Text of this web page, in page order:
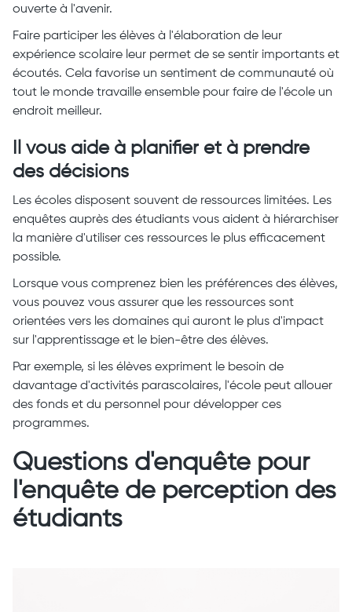
ouverte à l'avenir.
Faire participer les élèves à l'élaboration de leur
expérience scolaire leur permet de se sentir importants et
écoutés. Cela favorise un sentiment de communauté où
tout le monde travaille ensemble pour faire de l'école un
endroit meilleur.
Il vous aide à planifier et à prendre
des décisions
Les écoles disposent souvent de ressources limitées. Les
enquêtes auprès des étudiants vous aident à hiérarchiser
la manière d'utiliser ces ressources le plus efficacement
possible.
Lorsque vous comprenez bien les préférences des élèves,
vous pouvez vous assurer que les ressources sont
orientées vers les domaines qui auront le plus d'impact
sur l'apprentissage et le bien-être des élèves.
Par exemple, si les élèves expriment le besoin de
davantage d'activités parascolaires, l'école peut allouer
des fonds et du personnel pour développer ces
programmes.
Questions d'enquête pour
l'enquête de perception des
étudiants